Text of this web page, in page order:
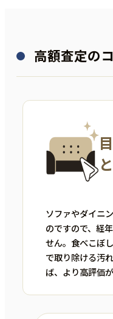
高額査定の
ソファやダイニ
のですので、経
せん。食べこぼ
で取り除ける汚
ば、より高評価